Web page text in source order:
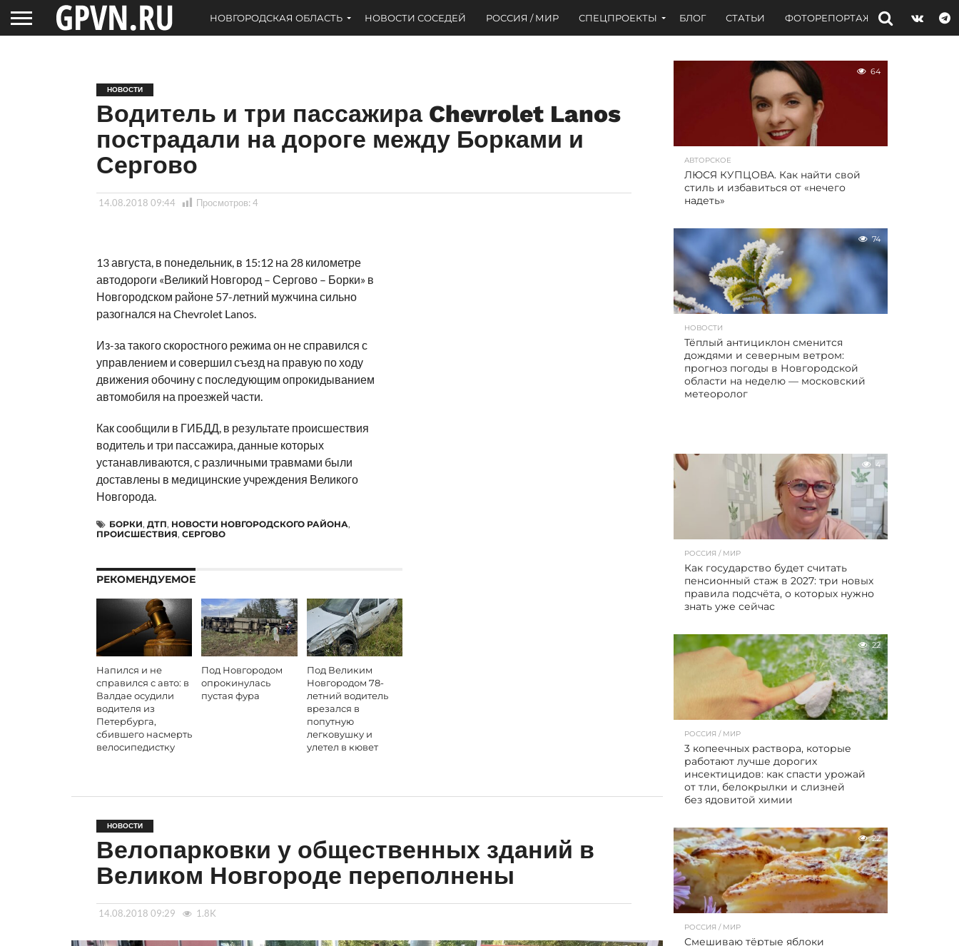
НОВГОРОДСКАЯ ОБЛАСТЬ НОВОСТИ СОСЕДЕЙ РОССИЯ / МИР СПЕЦПРОЕКТЫ БЛОГ СТАТЬИ ФОТОРЕПОРТАЖИ ИНТЕРВЬЮ
НОВОСТИ
Водитель и три пассажира Chevrolet Lanos
пострадали на дороге между Борками и
Сергово
14.08.2018 09:44 Просмотров: 4
13 августа, в понедельник, в 15:12 на 28 километре
автодороги «Великий Новгород – Сергово – Борки» в
Новгородском районе 57-летний мужчина сильно
разогнался на Chevrolet Lanos.
Из-за такого скоростного режима он не справился с
управлением и совершил съезд на правую по ходу
движения обочину с последующим опрокидыванием
автомобиля на проезжей части.
Как сообщили в ГИБДД, в результате происшествия
водитель и три пассажира, данные которых
устанавливаются, с различными травмами были
доставлены в медицинские учреждения Великого
Новгорода.
БОРКИ, ДТП, НОВОСТИ НОВГОРОДСКОГО РАЙОНА,
ПРОИСШЕСТВИЯ, СЕРГОВО
РЕКОМЕНДУЕМОЕ
Напился и не
справился с авто: в
Валдае осудили
водителя из
Петербурга,
сбившего насмерть
велосипедистку
Под Новгородом
опрокинулась
пустая фура
Под Великим
Новгородом 78-
летний водитель
врезался в
попутную
легковушку и
улетел в кювет
НОВОСТИ
Велопарковки у общественных зданий в
Великом Новгороде переполнены
14.08.2018 09:29 1.8K
64
АВТОРСКОЕ
ЛЮСЯ КУПЦОВА. Как найти свой
стиль и избавиться от «нечего
надеть»
74
НОВОСТИ
Тёплый антициклон сменится
дождями и северным ветром:
прогноз погоды в Новгородской
области на неделю — московский
метеоролог
4
РОССИЯ / МИР
Как государство будет считать
пенсионный стаж в 2027: три новых
правила подсчёта, о которых нужно
знать уже сейчас
22
РОССИЯ / МИР
3 копеечных раствора, которые
работают лучше дорогих
инсектицидов: как спасти урожай
от тли, белокрылки и слизней
без ядовитой химии
22
РОССИЯ / МИР
Смешиваю тёртые яблоки